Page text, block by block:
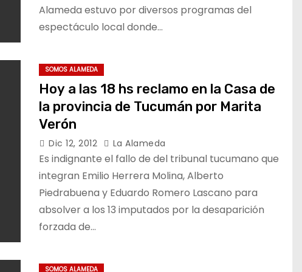
Alameda estuvo por diversos programas del
espectáculo local donde…
SOMOS ALAMEDA
Hoy a las 18 hs reclamo en la Casa de
la provincia de Tucumán por Marita
Verón
Dic 12, 2012 La Alameda
Es indignante el fallo de del tribunal tucumano que
integran Emilio Herrera Molina, Alberto
Piedrabuena y Eduardo Romero Lascano para
absolver a los 13 imputados por la desaparición
forzada de…
SOMOS ALAMEDA